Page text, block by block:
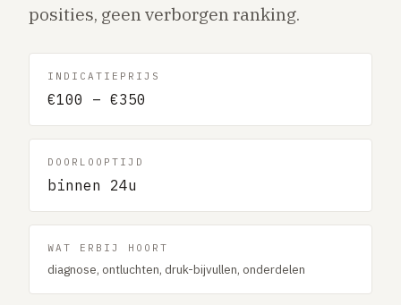
Daklekkage
Afvoer verstopt
Gaslucht
Buitengesloten
VERBOUW
Dakkapel plaatsen
Dak renovatie
posities, geen verborgen ranking.
INDICATIEPRIJS
€100 – €350
DOORLOOPTIJD
binnen 24u
WAT ERBIJ HOORT
diagnose, ontluchten, druk-bijvullen, onderdelen